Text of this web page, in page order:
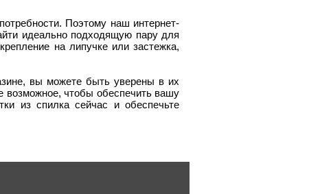
Поэтому наш интернет-
идеально подходящую пару для
на липучке или застежка,
вы можете быть уверены в их
возможное, чтобы обеспечить вашу
из спилка сейчас и обеспечьте